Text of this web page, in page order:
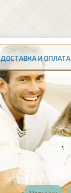
ДОСТАВКА И ОПЛАТА